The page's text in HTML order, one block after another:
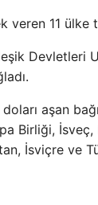
veren 11 ülke
Devletleri
aşan
Birliği,
İsviçre ve